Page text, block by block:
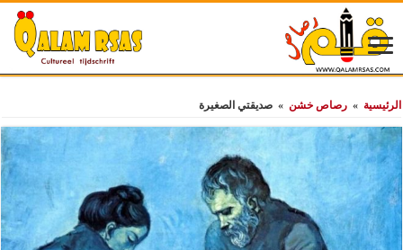
الرئيسية » رصاص خشن » صديقتي الصغيرة